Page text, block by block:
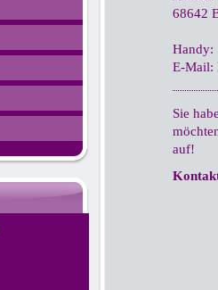
68642
E-Mail:
Sie
auf!